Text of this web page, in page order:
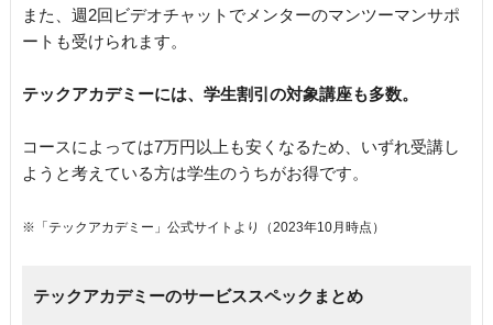
また、週2回ビデオチャットでメンターのマンツーマンサポ
ートも受けられます。
テックアカデミーには、学生割引の対象講座も多数。
コースによっては7万円以上も安くなるため、いずれ受講し
ようと考えている方は学生のうちがお得です。
※「テックアカデミー」公式サイトより（2023年10月時点）
テックアカデミーのサービススペックまとめ